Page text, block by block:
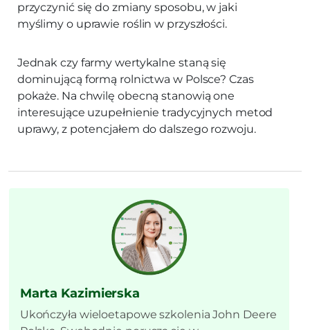
przyczynić się do zmiany sposobu, w jaki
myślimy o uprawie roślin w przyszłości.
Jednak czy farmy wertykalne staną się
dominującą formą rolnictwa w Polsce? Czas
pokaże. Na chwilę obecną stanowią one
interesujące uzupełnienie tradycyjnych metod
uprawy, z potencjałem do dalszego rozwoju.
Marta Kazimierska
Ukończyła wieloetapowe szkolenia John Deere